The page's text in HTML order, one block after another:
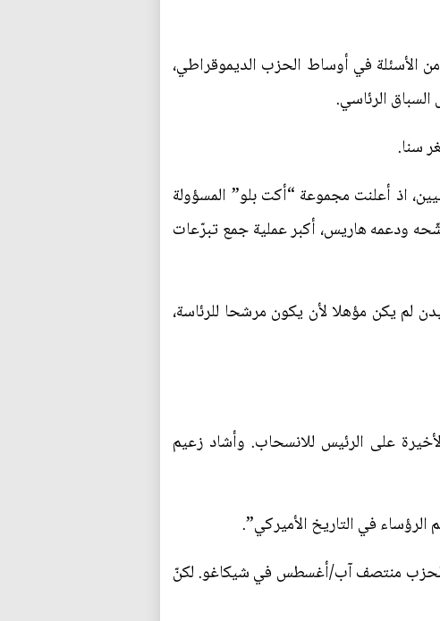
الأسئلة في أوساط الحزب الديموقراطي،
الرئاسي.
سنا.
اذ أعلنت مجموعة “أكت بلو” المسؤولة
ودعمه هاريس، أكبر عملية جمع تبرّعات
لم يكن مؤهلا لأن يكون مرشحا للرئاسة،
على الرئيس للانسحاب. وأشاد زعيم
في التاريخ الأميركي”.
للحزب منتصف آب/أغسطس في شيكاغو. لكنّ